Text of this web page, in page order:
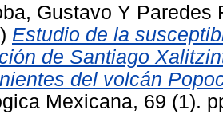
Gustavo Y Paredes
Estudio de la
de Santiago
del volcán
Mexicana, 69 (1).